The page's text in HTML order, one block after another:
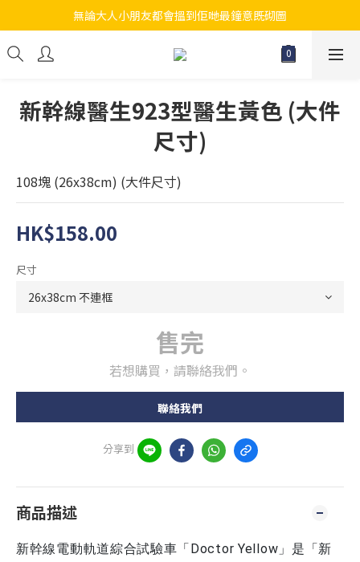
江帆天楊砌圖
無論大人小朋友都會搵到佢哋最鐘意既砌圖
江帆天楊砌圖
新幹線醫生923型醫生黃色 (大件
尺寸)
108塊 (26x38cm) (大件尺寸)
HK$158.00
尺寸
售完
若想購買，請聯絡我們。
聯絡我們
分享到
商品描述
新幹線電動軌道綜合試驗車「Doctor Yellow」是「新